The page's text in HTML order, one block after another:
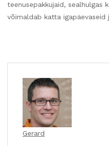
teenusepakkujaid, sealhulgas
võimaldab katta igapäevaseid
Gerard